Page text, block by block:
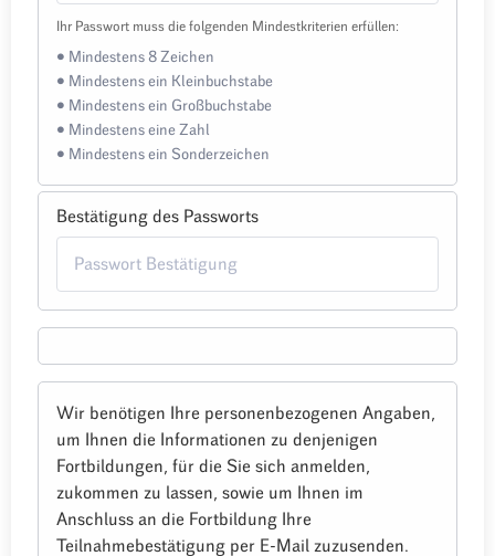
Ihr Passwort muss die folgenden Mindestkriterien erfüllen:
• Mindestens 8 Zeichen
• Mindestens ein Kleinbuchstabe
• Mindestens ein Großbuchstabe
• Mindestens eine Zahl
• Mindestens ein Sonderzeichen
Bestätigung des Passworts
Wir benötigen Ihre personenbezogenen Angaben,
um Ihnen die Informationen zu denjenigen
Fortbildungen, für die Sie sich anmelden,
zukommen zu lassen, sowie um Ihnen im
Anschluss an die Fortbildung Ihre
Teilnahmebestätigung per E-Mail zuzusenden.